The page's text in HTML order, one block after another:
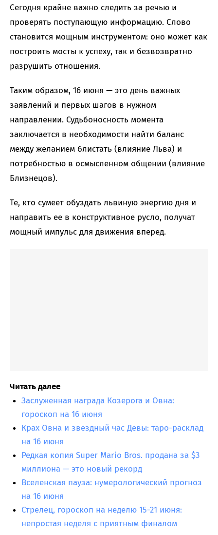
Сегодня крайне важно следить за речью и
проверять поступающую информацию. Слово
становится мощным инструментом: оно может как
построить мосты к успеху, так и безвозвратно
разрушить отношения.
Таким образом, 16 июня — это день важных
заявлений и первых шагов в нужном
направлении. Судьбоносность момента
заключается в необходимости найти баланс
между желанием блистать (влияние Льва) и
потребностью в осмысленном общении (влияние
Близнецов).
Те, кто сумеет обуздать львиную энергию дня и
направить ее в конструктивное русло, получат
мощный импульс для движения вперед.
Читать далее
Заслуженная награда Козерога и Овна:
гороскоп на 16 июня
Крах Овна и звездный час Девы: таро-расклад
на 16 июня
Редкая копия Super Mario Bros. продана за $3
миллиона — это новый рекорд
Вселенская пауза: нумерологический прогноз
на 16 июня
Стрелец, гороскоп на неделю 15-21 июня:
непростая неделя с приятным финалом